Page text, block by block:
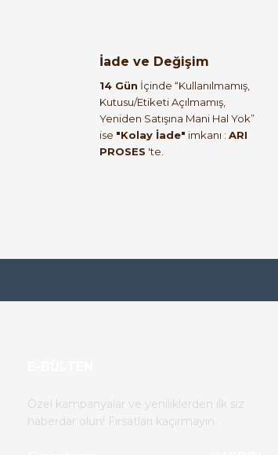
İade ve Değişim
14 Gün İçinde “Kullanılmamış,
Kutusu/Etiketi Açılmamış,
Yeniden Satışına Mani Hal Yok”
ise "Kolay İade" imkanı : ARI
PROSES 'te.
Özel kampanyalar ve yeniliklerden ilk siz
haberdar olun! Fırsatları kaçırmayın.